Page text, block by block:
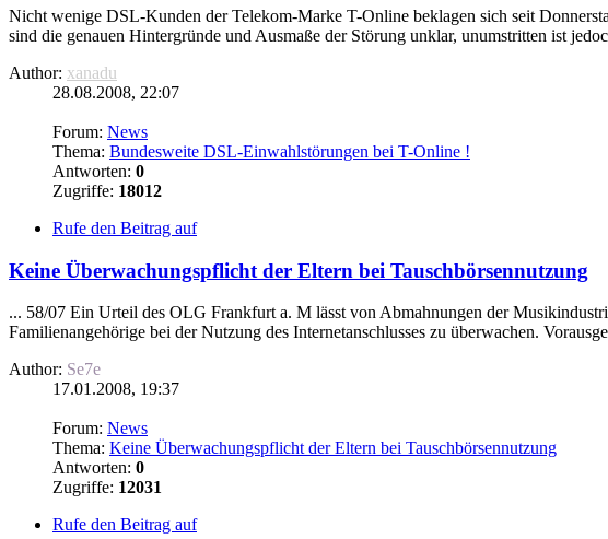
Nicht wenige DSL-Kunden der Telekom-Marke T-Online beklagen sich seit
sind die genauen Hintergründe und Ausmaße der Störung unklar, unumstritten ist
Author: xanadu
28.08.2008, 22:07
Forum: News
Thema: Bundesweite DSL-Einwahlstörungen bei T-Online !
Antworten: 0
Zugriffe: 18012
Rufe den Beitrag auf
Keine Überwachungspflicht der Eltern bei Tauschbörsennutzung
... 58/07 Ein Urteil des OLG Frankfurt a. M lässt von Abmahnungen der
Familienangehörige bei der Nutzung des Internetanschlusses zu überwachen.
Author: Se7e
17.01.2008, 19:37
Forum: News
Thema: Keine Überwachungspflicht der Eltern bei Tauschbörsennutzung
Antworten: 0
Zugriffe: 12031
Rufe den Beitrag auf